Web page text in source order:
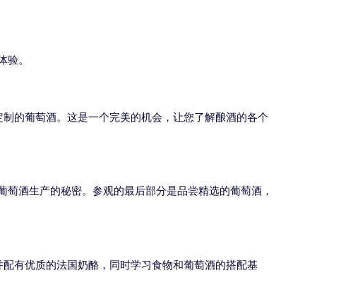
。
的葡萄酒。这是一个完美的机会，让您了解酿酒的各个
酒生产的秘密。参观的最后部分是品尝精选的葡萄酒，
有优质的法国奶酪，同时学习食物和葡萄酒的搭配基